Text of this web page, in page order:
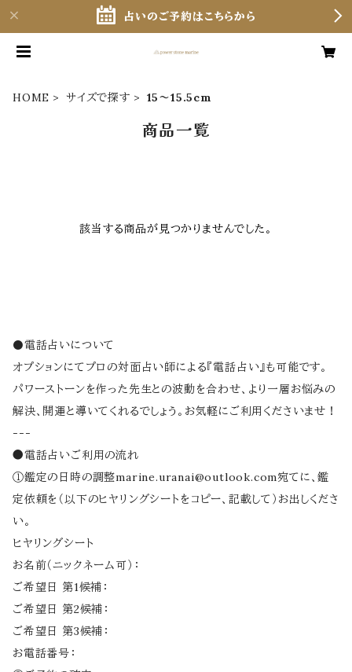
占いのご予約はこちらから
HOME サイズで探す 15〜15.5cm
商品一覧
該当する商品が見つかりませんでした。
⚫️電話占いについて
オプションにてプロの対面占い師による『電話占い』も可能です。
パワーストーンを作った先生との波動を合わせ、より一層お悩みの
解決、開運と導いてくれるでしょう。お気軽にご利用くださいませ！
---
●電話占いご利用の流れ
①鑑定の日時の調整marine.uranai@outlook.com宛てに、鑑
定依頼を（以下のヒヤリングシートをコピー、記載して）お出しくださ
い。
ヒヤリングシート
お名前（ニックネーム可）：
ご希望日 第1候補：
ご希望日 第2候補：
ご希望日 第3候補：
お電話番号：